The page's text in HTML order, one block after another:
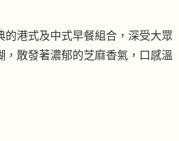
的港式及中式早餐組合，深受大眾
，散發著濃郁的芝麻香氣，口感溫